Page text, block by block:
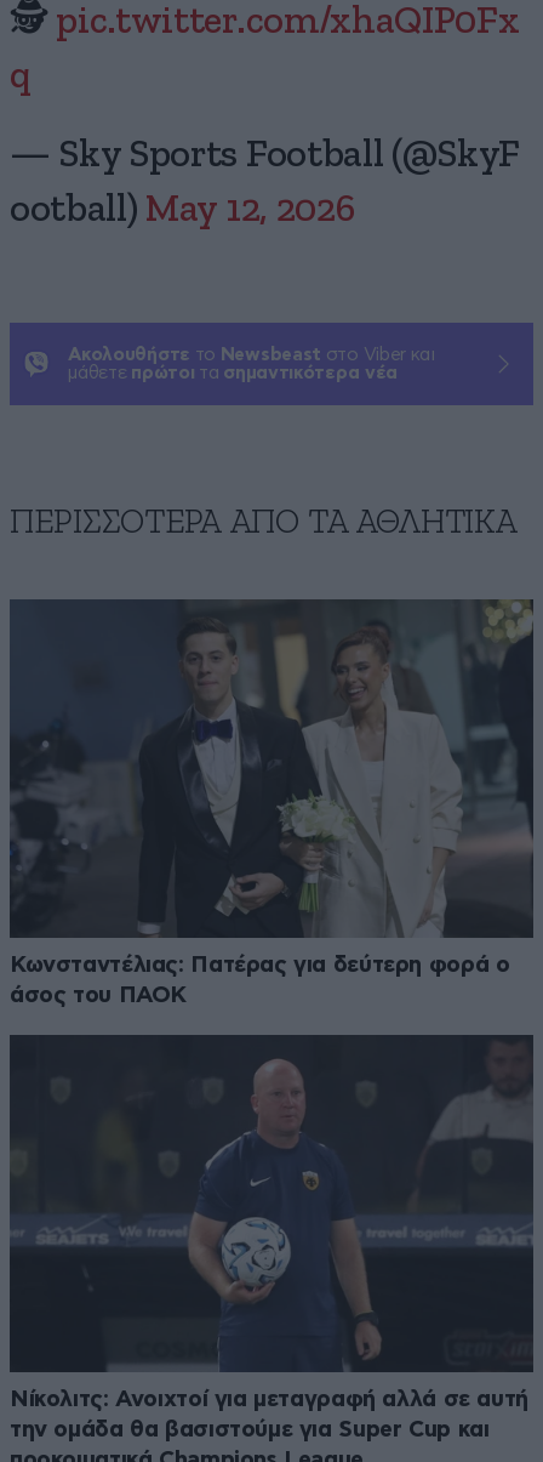
🕵 pic.twitter.com/xhaQIP0Fx
q
— Sky Sports Football (@SkyF
ootball) May 12, 2026
Ακολουθήστε το Newsbeast στο Viber και
μάθετε πρώτοι τα σημαντικότερα νέα
ΠΕΡΙΣΣΟΤΕΡΑ ΑΠΟ ΤA ΑΘΛΗΤΙΚΑ
Κωνσταντέλιας: Πατέρας για δεύτερη φορά ο
άσος του ΠΑΟΚ
Νίκολιτς: Ανοιχτοί για μεταγραφή αλλά σε αυτή
την ομάδα θα βασιστούμε για Super Cup και